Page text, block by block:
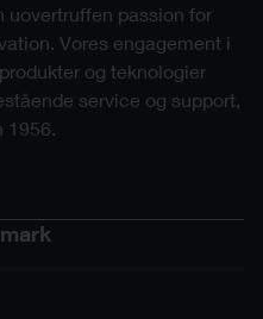
uovertruffen passion for
Vores engagement i
og teknologier
service og support,
1956.